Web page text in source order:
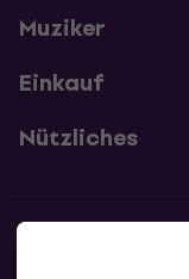
Muziker
Einkauf
Nützliches